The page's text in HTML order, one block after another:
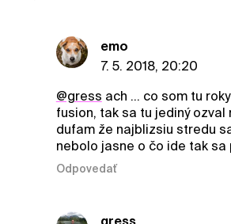
emo
7. 5. 2018, 20:20
@gress ach ... co som tu
fusion, tak sa tu jediný ozval
dufam že najblizsiu stredu
nebolo jasne o čo ide tak
Odpovedať